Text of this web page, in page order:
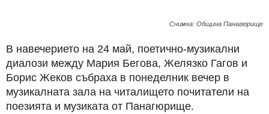
Снимка: Община Панагюрище
В навечерието на 24 май, поетично-музикални
диалози между Мария Бегова, Желязко Гагов и
Борис Жеков събраха в понеделник вечер в
музикалната зала на читалището почитатели на
поезията и музиката от Панагюрище.